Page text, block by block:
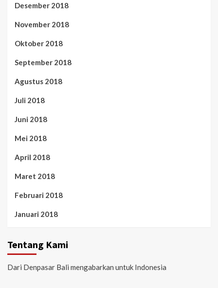
Desember 2018
November 2018
Oktober 2018
September 2018
Agustus 2018
Juli 2018
Juni 2018
Mei 2018
April 2018
Maret 2018
Februari 2018
Januari 2018
Tentang Kami
Dari Denpasar Bali mengabarkan untuk Indonesia